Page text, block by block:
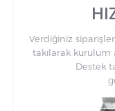
Verdiğiniz
takılarak kurulum
Destek